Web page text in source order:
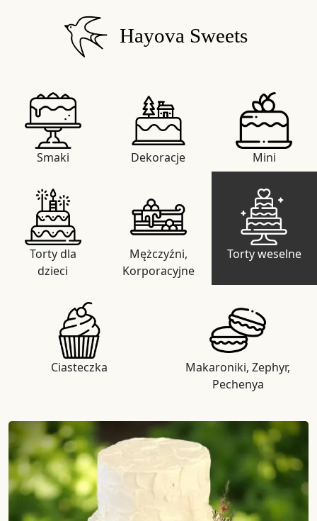
Hayova Sweets
Smaki Dekoracje Mini
Torty dla
dzieci
Mężczyźni,
Korporacyjne
Torty weselne
Ciasteczka
Makaroniki, Zephyr,
Pechenya